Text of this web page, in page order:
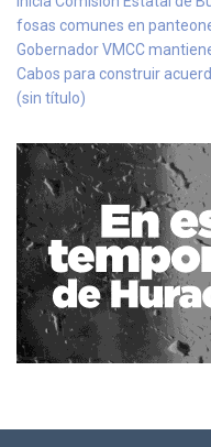
fosas comunes en
Gobernador VMCC
Cabos para construir
(sin título)